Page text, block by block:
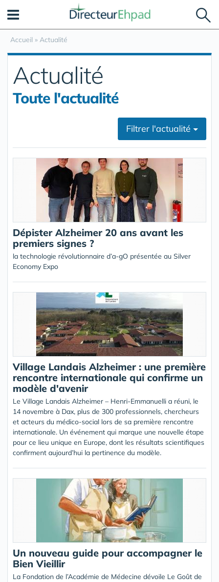
Accueil » Actualité
Actualité
Toute l'actualité
Filtrer l'actualité
Dépister Alzheimer 20 ans avant les
premiers signes ?
la technologie révolutionnaire d’a-gO présentée au Silver
Economy Expo
Village Landais Alzheimer : une première
rencontre internationale qui confirme un
modèle d'avenir
Le Village Landais Alzheimer – Henri-Emmanuelli a réuni, le
14 novembre à Dax, plus de 300 professionnels, chercheurs
et acteurs du médico-social lors de sa première rencontre
internationale. Un événement qui marque une nouvelle étape
pour ce lieu unique en Europe, dont les résultats scientifiques
confirment aujourd’hui la pertinence du modèle.
Un nouveau guide pour accompagner le
Bien Vieillir
La Fondation de l’Académie de Médecine dévoile Le Goût de
Panneau de gestion des cookies